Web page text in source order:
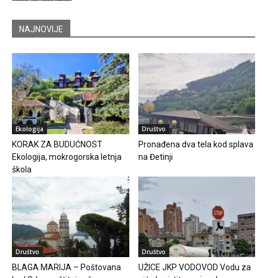
NAJNOVIJE
Ekologija
KORAK ZA BUDUĆNOST
Ekologija, mokrogorska letnja
škola
Društvo
Pronađena dva tela kod splava
na Đetinji
Društvo
BLAGA MARIJA – Poštovana
Društvo
UŽICE JKP VODOVOD Vodu za